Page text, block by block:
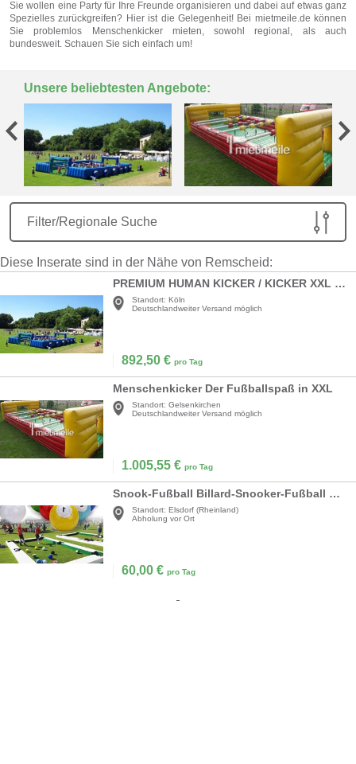
Sie wollen eine Party für Ihre Freunde organisieren und dabei auf etwas ganz
Spezielles zurückgreifen? Hier ist die Gelegenheit! Bei mietmeile.de können
Sie problemlos Menschenkicker mieten, sowohl regional, als auch
bundesweit. Schauen Sie sich einfach um!
Unsere beliebtesten Angebote:
Filter/Regionale Suche
Diese Inserate sind in der Nähe von Remscheid:
PREMIUM HUMAN KICKER / KICKER XXL / MENSCHENKICKER / HUMAN TABLE SOCCER
Standort: Köln
Deutschlandweiter Versand möglich
892,50 € pro Tag
Menschenkicker Der Fußballspaß in XXL
Standort: Gelsenkirchen
Deutschlandweiter Versand möglich
1.005,55 € pro Tag
Snook-Fußball Billard-Snooker-Fußball Snooker-Ball riesiger Snooker-Fußball Straßenspiel Sport
Standort: Elsdorf (Rheinland)
Abholung vor Ort
60,00 € pro Tag